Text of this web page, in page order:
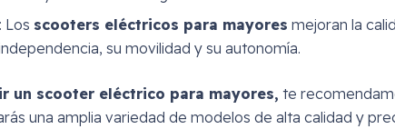
Los scooters eléctricos para mayores mejoran la
su movilidad y su autonomía.
un scooter eléctrico para mayores, te
una amplia variedad de modelos de alta calidad y